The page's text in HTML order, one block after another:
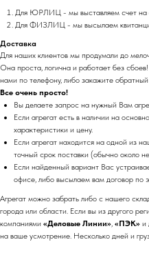
Для ЮРЛИЦ - мы выставляем счет на
Для ФИЗЛИЦ - мы высылаем
Доставка
Для наших клиентов мы продумали до
Она проста, логична и работает без
нами по телефону, либо закажите
Все очень просто!
Вы делаете запрос на нужный Вам
Если агрегат есть в наличии на
характеристики и цену.
Если агрегат находится на одной из
точный срок поставки (обычно около
Если найденный вариант Вас
офисе, либо высылаем вам договор по
Агрегат можно забрать либо с нашего
города или области. Если вы из другого
компаниями «Деловые Линии», «ПЭК» и
на ваше усмотрение. Несколько дней и